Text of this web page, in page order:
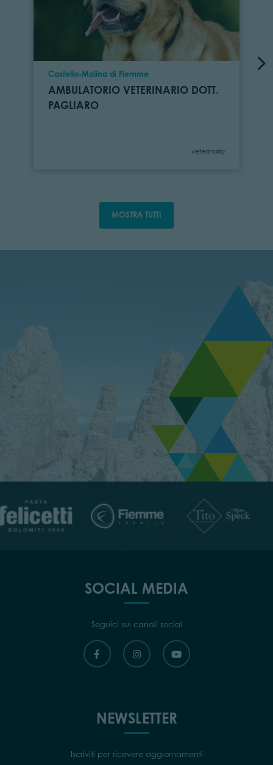
Località
Castello-Molina di Fiemme
AMBULATORIO VETERINARIO DOTT.
PAGLIARO
Categoria
veterinario
MOSTRA TUTTI
SOCIAL MEDIA
Seguici sui canali social
NEWSLETTER
Iscriviti per ricevere aggiornamenti